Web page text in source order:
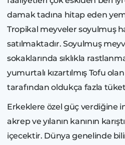
damak tadına hitap eden
Tropikal meyveler soyulmuş
satılmaktadır. Soyulmuş
sokaklarında sıklıkla
yumurtalı kızartılmış Tofu
tarafından oldukça fazla
Erkeklere özel güç verdiğine
akrep ve yılanın kanının
içecektir. Dünya genelinde